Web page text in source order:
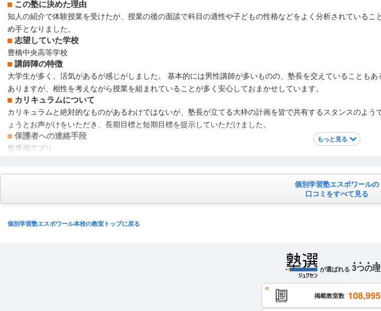
この塾に決めた理由
知人の紹介で体験授業を受けたが、授業の後の面談で科目の適性や子どもの性格などをよく分析されている
め手となりました。
志望していた学校
豊橋中央高等学校
講師陣の特徴
大学生が多く、活気があるが感じがしました。 基本的には男性講師が多いものの、塾長を交えていることも
ありますが、相性を考えながら授業を組まれていることが多く安心しておまかせしています。
カリキュラムについて
カリキュラムと絶対的なものがあるわけではないが、塾長が立てる大枠の計画を皆で共有するスタンスのよ
ょうとお声がけをいただき、長期目標と短期目標を提示していただけました。
保護者への連絡手段
塾専用アプリ
もっと見る
個別学習塾エスポワールの
口コミをすべて見る
個別学習塾エスポワール本校の教室トップに戻る
が選ばれる 3つの理
掲載教室数 108,995